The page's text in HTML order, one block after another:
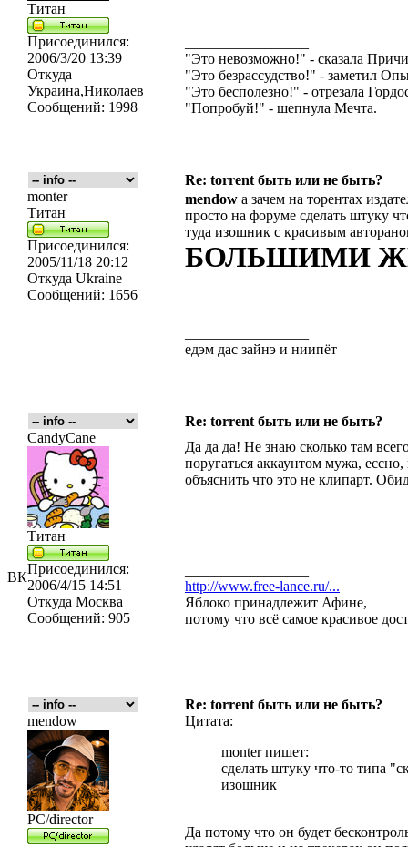
ВК
Титан
Присоединился:
2006/3/20 13:39
Откуда
Украина,Николаев
Сообщений: 1998
"Это невозможно!" - сказала
"Это безрассудство!" - заметил
"Это бесполезно!" - отрезала
"Попробуй!" - шепнула Мечта.
Re: torrent быть или не быть?
monter
Титан
Присоединился:
2005/11/18 20:12
Откуда Ukraine
Сообщений: 1656
mendow а зачем на торентах
просто на форуме сделать штуку
туда изошник с красивым
БОЛЬШИМИ
едэм дас зайнэ и ниипёт
Re: torrent быть или не быть?
CandyCane
Титан
Присоединился:
2006/4/15 14:51
Откуда Москва
Сообщений: 905
Да да да! Не знаю сколько там
поругаться аккаунтом мужа,
объяснить что это не клипарт.
http://www.free-lance.ru/...
Яблоко принадлежит Афине,
потому что всё самое красивое
Re: torrent быть или не быть?
mendow
PC/director
Цитата:
monter пишет:
сделать штуку что-то типа
изошник
Да потому что он будет